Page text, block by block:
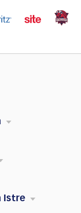
Istre